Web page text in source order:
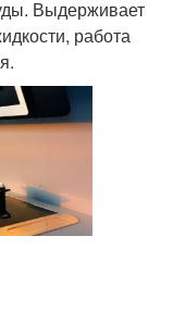
Выдерживает
работа